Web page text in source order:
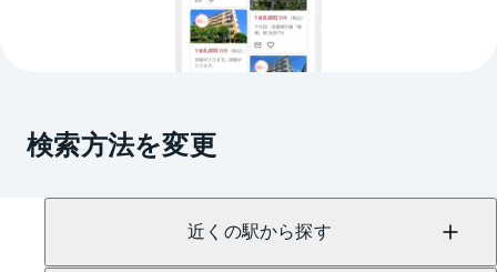
検索方法を変更
近くの駅から探す